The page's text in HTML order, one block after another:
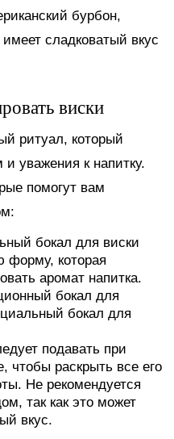
бурбон,
сладковатый вкус
виски
ритуал, который
уважения к напитку.
помогут вам
бокал для виски
форму, которая
аромат напитка.
бокал для
бокал для
подавать при
чтобы раскрыть все его
Не рекомендуется
так как это может
вкус.